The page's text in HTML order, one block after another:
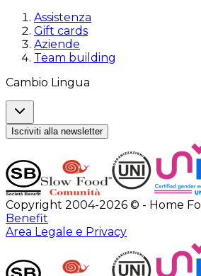
Assistenza
Gift cards
Aziende
Team building
Cambio Lingua
Iscriviti alla newsletter
Copyright 2004-2026 © - Home
Benefit
Area Legale e Privacy